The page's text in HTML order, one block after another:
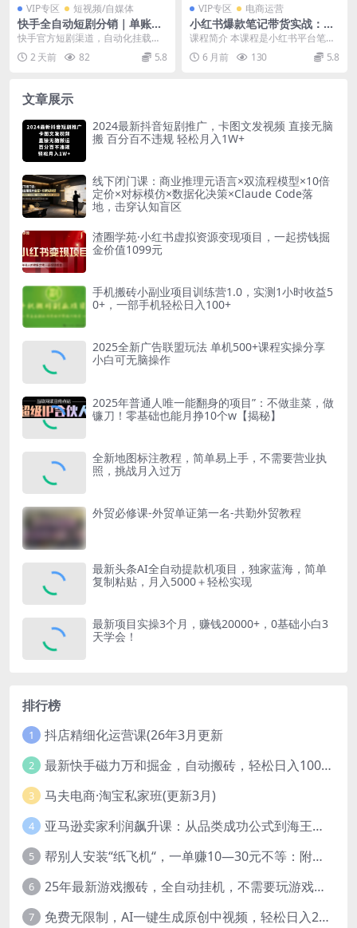
VIP专区 短视频/自媒体
快手全自动短剧分销｜单账号
日收益15+
快手官方短剧渠道，自动化挂载发
布，不用拍视频、不用出镜。单账
号稳定日收益15+，...
2 天前 82 5.8
VIP专区 电商运营
小红书爆款笔记带货实战：拆
解封面标题正文全要素，手把
手教你单篇笔记带货月入过万
课程简介 本课程是小红书平台笔记
带货的专项实战课，旨在系统拆解
从入门到产出爆款的...
6 月前 130 5.8
文章展示
2024最新抖音短剧推广，卡图文发视频 直接无脑
搬 百分百不违规 轻松月入1W+
线下闭门课：商业推理元语言×双流程模型×10倍
定价×对标模仿×数据化决策×Claude Code落
地，击穿认知盲区
渣圈学苑·小红书虚拟资源变现项目，一起捞钱掘
金价值1099元
手机搬砖小副业项目训练营1.0，实测1小时收益5
0+，一部手机轻松日入100+
2025全新广告联盟玩法 单机500+课程实操分享
小白可无脑操作
2025年普通人唯一能翻身的项目”：不做韭菜，做
镰刀！零基础也能月挣10个w【揭秘】
全新地图标注教程，简单易上手，不需要营业执
照，挑战月入过万
外贸必修课-外贸单证第一名-共勤外贸教程
最新头条AI全自动提款机项目，独家蓝海，简单
复制粘贴，月入5000＋轻松实现
最新项目实操3个月，赚钱20000+，0基础小白3
天学会！
排行榜
1 抖店精细化运营课(26年3月更新
2 最新快手磁力万和掘金，自动搬砖，轻松日入100-200，操作简单
3 马夫电商·淘宝私家班(更新3月)
4 亚马逊卖家利润飙升课：从品类成功公式到海王打法，让每个SKU都成爆款一路飙升(更新26年3月
5 帮别人安装“纸飞机“，一单赚10—30元不等：附：免费节点
6 25年最新游戏搬砖，全自动挂机，不需要玩游戏，单手机操作日入300+
7 免费无限制，AI一键生成原创中视频，轻松日入2000+，超简单，可矩阵，…